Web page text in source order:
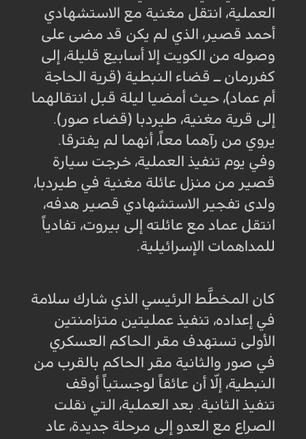
العملية، انتقل مغنية مع الاستشهادي
أحمد قصير، الذي لم يكن قد مضى على
وصوله من الكويت إلا أسابيع قليلة، إلى
كفررمان ــ قضاء النبطية (قرية الحاجة
أم عماد)، حيث أمضيا ليلة قبل انتقالهما
إلى قرية مغنية، طيردبا (قضاء صور).
يروي من رآهما معاً، أنهما لم يفترقا.
وفي يوم تنفيذ العملية، خرجت سيارة
قصير من منزل عائلة مغنية في طيردبا،
ولدى تفجير الاستشهادي قصير هدفه،
انتقل عماد مع عائلته إلى بيروت، تفادياً
للمداهمات الإسرائيلية.
كان المخطَّط الرئيسي الذي شارك سلامة
في إعداده، تنفيذ عمليتين متزامنتين
الأولى تستهدف مقر الحاكم العسكري
في صور والثانية مقر الحاكم بالقرب من
النبطية، إلّا أن عائقاً لوجستياً أوقف
تنفيذ الثانية. بعد العملية، التي نقلت
الصراع مع العدو إلى مرحلة جديدة، عاد